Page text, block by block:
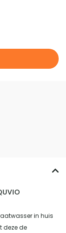
in huis
deze de